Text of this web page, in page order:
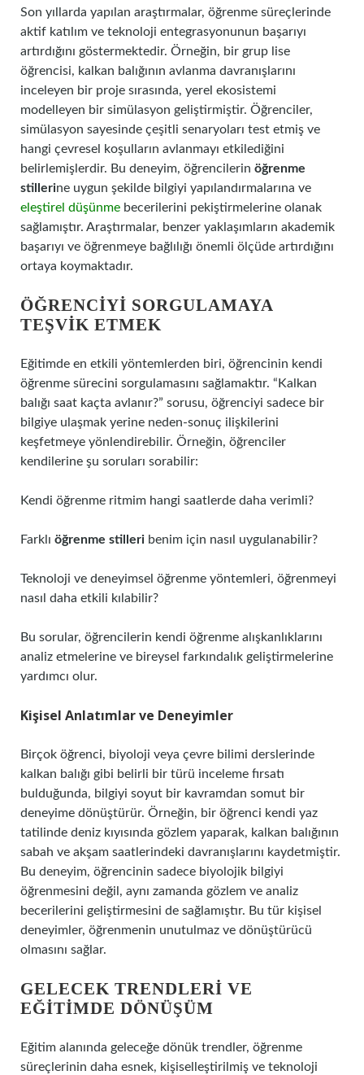
Son yıllarda yapılan araştırmalar, öğrenme süreçlerinde
aktif katılım ve teknoloji entegrasyonunun başarıyı
artırdığını göstermektedir. Örneğin, bir grup lise
öğrencisi, kalkan balığının avlanma davranışlarını
inceleyen bir proje sırasında, yerel ekosistemi
modelleyen bir simülasyon geliştirmiştir. Öğrenciler,
simülasyon sayesinde çeşitli senaryoları test etmiş ve
hangi çevresel koşulların avlanmayı etkilediğini
belirlemişlerdir. Bu deneyim, öğrencilerin öğrenme
stillerine uygun şekilde bilgiyi yapılandırmalarına ve
eleştirel düşünme becerilerini pekiştirmelerine olanak
sağlamıştır. Araştırmalar, benzer yaklaşımların akademik
başarıyı ve öğrenmeye bağlılığı önemli ölçüde artırdığını
ortaya koymaktadır.
ÖĞRENCIYI SORGULAMAYA
TEŞVIK ETMEK
Eğitimde en etkili yöntemlerden biri, öğrencinin kendi
öğrenme sürecini sorgulamasını sağlamaktır. “Kalkan
balığı saat kaçta avlanır?” sorusu, öğrenciyi sadece bir
bilgiye ulaşmak yerine neden-sonuç ilişkilerini
keşfetmeye yönlendirebilir. Örneğin, öğrenciler
kendilerine şu soruları sorabilir:
Kendi öğrenme ritmim hangi saatlerde daha verimli?
Farklı öğrenme stilleri benim için nasıl uygulanabilir?
Teknoloji ve deneyimsel öğrenme yöntemleri, öğrenmeyi
nasıl daha etkili kılabilir?
Bu sorular, öğrencilerin kendi öğrenme alışkanlıklarını
analiz etmelerine ve bireysel farkındalık geliştirmelerine
yardımcı olur.
Kişisel Anlatımlar ve Deneyimler
Birçok öğrenci, biyoloji veya çevre bilimi derslerinde
kalkan balığı gibi belirli bir türü inceleme fırsatı
bulduğunda, bilgiyi soyut bir kavramdan somut bir
deneyime dönüştürür. Örneğin, bir öğrenci kendi yaz
tatilinde deniz kıyısında gözlem yaparak, kalkan balığının
sabah ve akşam saatlerindeki davranışlarını kaydetmiştir.
Bu deneyim, öğrencinin sadece biyolojik bilgiyi
öğrenmesini değil, aynı zamanda gözlem ve analiz
becerilerini geliştirmesini de sağlamıştır. Bu tür kişisel
deneyimler, öğrenmenin unutulmaz ve dönüştürücü
olmasını sağlar.
GELECEK TRENDLERI VE
EĞITIMDE DÖNÜŞÜM
Eğitim alanında geleceğe dönük trendler, öğrenme
süreçlerinin daha esnek, kişiselleştirilmiş ve teknoloji